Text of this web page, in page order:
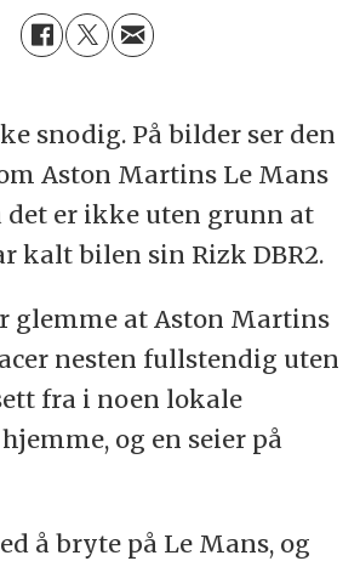
snodig. På bilder ser den
Aston Martins Le Mans
det er ikke uten grunn at
kalt bilen sin Rizk DBR2.
glemme at Aston Martins
nesten fullstendig uten
fra i noen lokale
og en seier på
å bryte på Le Mans, og